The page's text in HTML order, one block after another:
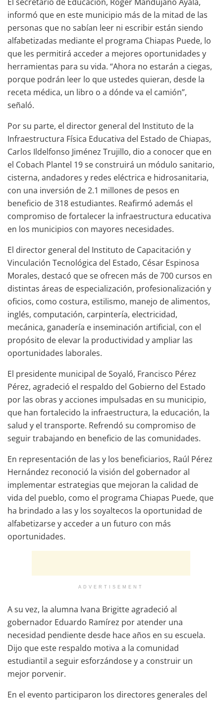
informó que en este municipio más de la mitad de las
personas que no sabían leer ni escribir están siendo
alfabetizadas mediante el programa Chiapas Puede, lo
que les permitirá acceder a mejores oportunidades y
herramientas para su vida. “Ahora no estarán a ciegas,
porque podrán leer lo que ustedes quieran, desde la
receta médica, un libro o a dónde va el camión”,
señaló.
Por su parte, el director general del Instituto de la
Infraestructura Física Educativa del Estado de Chiapas,
Carlos Ildelfonso Jiménez Trujillo, dio a conocer que en
el Cobach Plantel 19 se construirá un módulo sanitario,
cisterna, andadores y redes eléctrica e hidrosanitaria,
con una inversión de 2.1 millones de pesos en
beneficio de 318 estudiantes. Reafirmó además el
compromiso de fortalecer la infraestructura educativa
en los municipios con mayores necesidades.
El director general del Instituto de Capacitación y
Vinculación Tecnológica del Estado, César Espinosa
Morales, destacó que se ofrecen más de 700 cursos en
distintas áreas de especialización, profesionalización y
oficios, como costura, estilismo, manejo de alimentos,
inglés, computación, carpintería, electricidad,
mecánica, ganadería e inseminación artificial, con el
propósito de elevar la productividad y ampliar las
oportunidades laborales.
El presidente municipal de Soyaló, Francisco Pérez
Pérez, agradeció el respaldo del Gobierno del Estado
por las obras y acciones impulsadas en su municipio,
que han fortalecido la infraestructura, la educación, la
salud y el transporte. Refrendó su compromiso de
seguir trabajando en beneficio de las comunidades.
En representación de las y los beneficiarios, Raúl Pérez
Hernández reconoció la visión del gobernador al
implementar estrategias que mejoran la calidad de
vida del pueblo, como el programa Chiapas Puede, que
ha brindado a las y los soyaltecos la oportunidad de
alfabetizarse y acceder a un futuro con más
oportunidades.
ADVERTISEMENT
A su vez, la alumna Ivana Brigitte agradeció al
gobernador Eduardo Ramírez por atender una
necesidad pendiente desde hace años en su escuela.
Dijo que este respaldo motiva a la comunidad
estudiantil a seguir esforzándose y a construir un
mejor porvenir.
En el evento participaron los directores generales del